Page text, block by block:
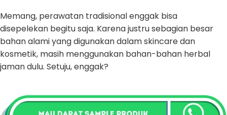
Memang, perawatan tradisional enggak bisa
disepelekan begitu saja. Karena justru sebagian besar
bahan alami yang digunakan dalam skincare dan
kosmetik, masih menggunakan bahan-bahan herbal
jaman dulu. Setuju, enggak?